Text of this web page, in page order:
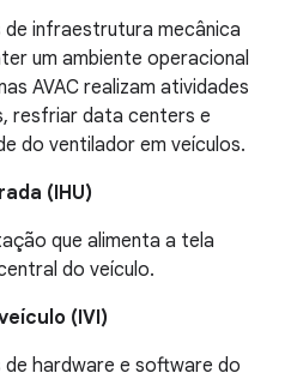
infraestrutura mecânica
um ambiente operacional
AVAC realizam atividades
resfriar data centers e
do ventilador em veículos.
(IHU)
que alimenta a tela
do veículo.
(IVI)
hardware e software do